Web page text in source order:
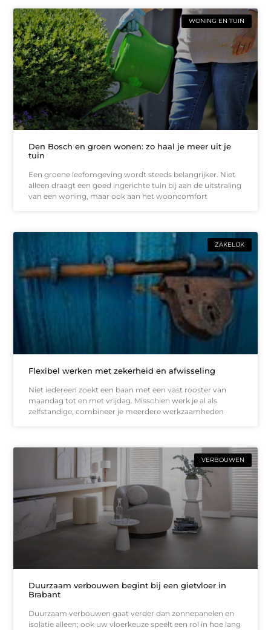
WONING EN TUIN
Den Bosch en groen wonen: zo haal je meer uit je
tuin
Een groene leefomgeving wordt steeds belangrijker. Niet
alleen draagt een goed ingerichte tuin bij aan de uitstraling
van een woning, maar ook aan het wooncomfort
ZAKELIJK
Flexibel werken met zekerheid en afwisseling
Niet iedereen zoekt een baan met een vast rooster van
maandag tot en met vrijdag. Misschien werk je al als
zelfstandige, combineer je meerdere werkzaamheden
VERBOUWEN
Duurzaam verbouwen begint bij een gietvloer in
Brabant
Duurzaam verbouwen gaat verder dan zonnepanelen en
isolatie alleen; ook uw vloerkeuze speelt een rol in hoe lang